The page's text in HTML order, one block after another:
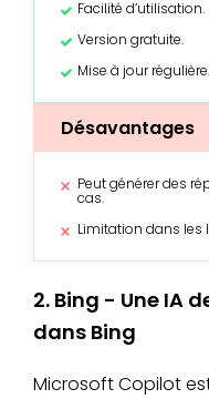
Facilité d’utilisation.
Version gratuite.
Mise à jour régulière.
Désavantages
Peut générer des
cas.
Limitation dans les
2. Bing - Une IA
dans Bing
Microsoft Copilot